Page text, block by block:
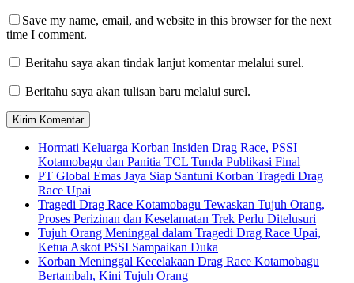
Save my name, email, and website in this browser for the next
time I comment.
Beritahu saya akan tindak lanjut komentar melalui surel.
Beritahu saya akan tulisan baru melalui surel.
Hormati Keluarga Korban Insiden Drag Race, PSSI
Kotamobagu dan Panitia TCL Tunda Publikasi Final
PT Global Emas Jaya Siap Santuni Korban Tragedi Drag
Race Upai
Tragedi Drag Race Kotamobagu Tewaskan Tujuh Orang,
Proses Perizinan dan Keselamatan Trek Perlu Ditelusuri
Tujuh Orang Meninggal dalam Tragedi Drag Race Upai,
Ketua Askot PSSI Sampaikan Duka
Korban Meninggal Kecelakaan Drag Race Kotamobagu
Bertambah, Kini Tujuh Orang